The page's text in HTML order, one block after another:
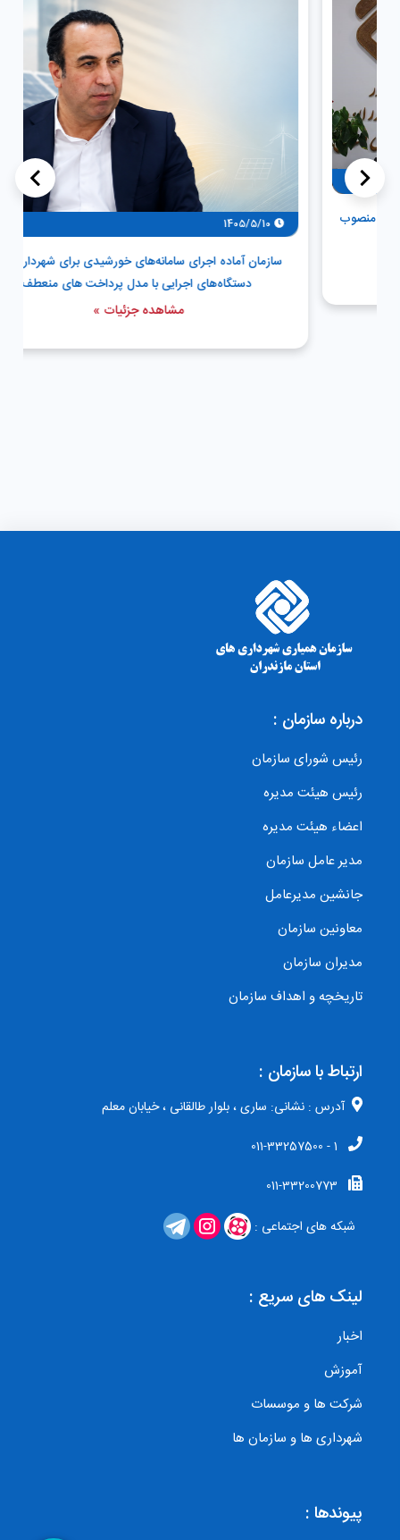
1405/5/10
سازمان آماده اجرای سامانه‌های خورشیدی برای شهرداری‌ها و
دستگاه‌های اجرایی با مدل پرداخت های منعطف
مشاهده جزئیات »
<
>
درباره سازمان :
رئیس شورای سازمان
رئیس هیئت مدیره
اعضاء هیئت مدیره
مدیر عامل سازمان
جانشین مدیرعامل
معاونین سازمان
مدیران سازمان
تاریخچه و اهداف سازمان
لینک های سریع :
اخبار
آموزش
شرکت ها و موسسات
شهرداری ها و سازمان ها
پیوندها :
ارتباط با سازمان :
آدرس : نشانی: ساری ، بلوار طالقانی ، خیابان معلم
1 - 011-33257500
011-33200773
شبکه های اجتماعی :